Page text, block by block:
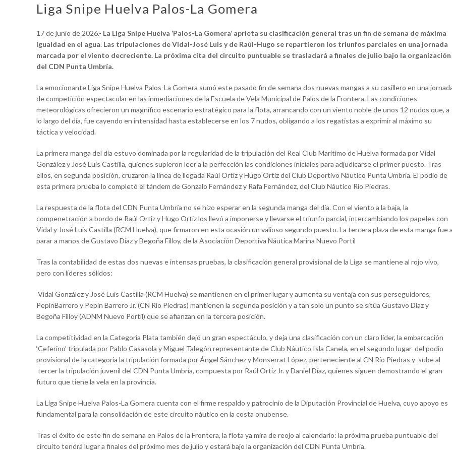
Liga Snipe Huelva Palos-La Gomera
17 de junio de 2026.- La Liga Snipe Huelva ‘Palos-La Gomera’ aprieta su clasificación general tras un fin de semana de máxima
igualdad en el agua. ​ Las tripulaciones de Vidal-José Luis y de Raúl-Hugo se repartieron los triunfos parciales en una jornada
marcada por el viento decreciente. ​La próxima cita del circuito puntuable se trasladará a finales de julio bajo la organización
del CDN Punta Umbría.
La emocionante Liga Snipe Huelva Palos-La Gomera sumó este pasado fin de semana dos nuevas mangas a su casillero en una
de competición espectacular en las inmediaciones de la Escuela de Vela Municipal de Palos de la Frontera. Las condiciones
meteorológicas ofrecieron un magnífico escenario estratégico para la flota, arrancando con un viento noble de unos 12 nudos que, a
lo largo del día, fue cayendo en intensidad hasta establecerse en los 7 nudos, obligando a los regatistas a exprimir al máximo su
táctica y velocidad.
​La primera manga del día estuvo dominada por la regularidad de la tripulación del Real Club Marítimo de Huelva formada por Vidal
González y José Luis Castilla, quienes supieron leer a la perfección las condiciones iniciales para adjudicarse el primer puesto. Tras
ellos, en segunda posición, cruzaron la línea de llegada Raúl Ortiz y Hugo Ortiz del Club Deportivo Náutico Punta Umbría. El podio de
esta primera prueba lo completó el tándem de Gonzalo Fernández y Rafa Fernández, del Club Náutico Río Piedras.
​La respuesta de la flota del CDN Punta Umbría no se hizo esperar en la segunda manga del día. Con el viento a la baja, la
compenetración a bordo de Raúl Ortiz y Hugo Ortiz los llevó a imponerse y llevarse el triunfo parcial, intercambiando los papeles con
Vidal y José Luis Castilla (RCM Huelva), que firmaron en esta ocasión un valioso segundo puesto. La tercera plaza de esta manga fue
parar a manos de Gustavo Díaz y Begoña Filloy, de la Asociación Deportiva Náutica Marina Nuevo Portil
​Tras la contabilidad de estas dos nuevas e intensas pruebas, la clasificación general provisional de la Liga se mantiene al rojo vivo,
pero con líderes sólidos:
​ Vidal González y José Luis Castilla (RCM Huelva) se mantienen en el primer lugar y aumenta su ventaja con sus perseguidores,
PepínBarrero y Pepín Barrero Jr. (CN Río Piedras) mantienen la segunda posición y a tan solo un punto se sitúa Gustavo Díaz y
Begoña Filloy (ADNM Nuevo Portil) que se afianzan en la tercera posición.
​​La competitividad en la Categoría Plata también dejó un gran espectáculo, y deja una clasificación con un claro líder, la embarcación
‘Ceferino’ tripulada por Pablo Casasola y Miguel Talegón representante de Club Náutico Isla Canela, en el segundo lugar del podio
provisional de la categoría la tripulación formada por Ángel Sánchez y Monserrat López, perteneciente al CN Río Piedras y sube al
tercer la tripulación juvenil del CDN Punta Umbría, compuesta por Raúl Ortiz Jr. y Daniel Díaz, quienes siguen demostrando el gran
futuro que tiene la vela en la provincia.
​La Liga Snipe Huelva Palos-La Gomera cuenta con el firme respaldo y patrocinio de la Diputación Provincial de Huelva, cuyo apoyo es
fundamental para la consolidación de este circuito náutico en la costa onubense.
​Tras el éxito de este fin de semana en Palos de la Frontera, la flota ya mira de reojo al calendario: la próxima prueba puntuable del
circuito tendrá lugar a finales del próximo mes de julio y estará bajo la organización del CDN Punta Umbría.